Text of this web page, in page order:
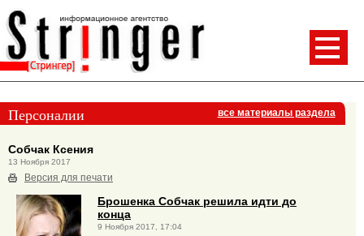
Персоналии все материалы раздела
Собчак Ксения
13 Ноября 2017
Версия для печати
Брошенка Собчак решила идти до
конца
9 Ноября 2017, 17:04